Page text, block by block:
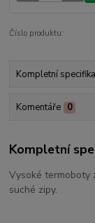
Číslo produktu:
Kompletní
Komentáře 0
Kompletní
Vysoké termoboty
suché zipy.